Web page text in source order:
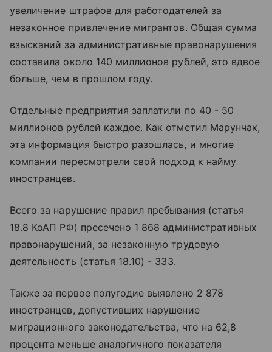
увеличение штрафов для работодателей за
незаконное привлечение мигрантов. Общая сумма
взысканий за административные правонарушения
составила около 140 миллионов рублей, это вдвое
больше, чем в прошлом году.
Отдельные предприятия заплатили по 40 - 50
миллионов рублей каждое. Как отметил Марунчак,
эта информация быстро разошлась, и многие
компании пересмотрели свой подход к найму
иностранцев.
Всего за нарушение правил пребывания (статья
18.8 КоАП РФ) пресечено 1 868 административных
правонарушений, за незаконную трудовую
деятельность (статья 18.10) - 333.
Также за первое полугодие выявлено 2 878
иностранцев, допустивших нарушение
миграционного законодательства, что на 62,8
процента меньше аналогичного показателя